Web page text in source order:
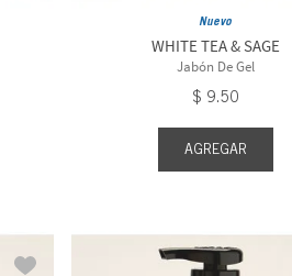
Nuevo
WHITE TEA & SAGE
Jabón De Gel
$ 9.50
AGREGAR